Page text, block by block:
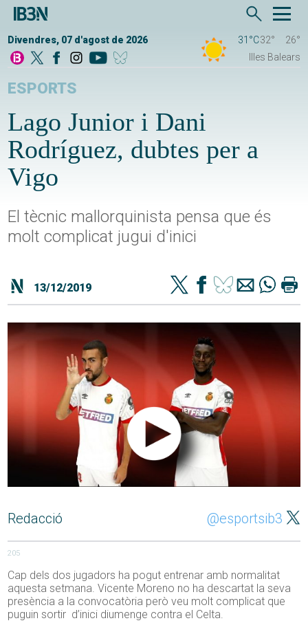
Divendres, 07 d'agost de 2026 31°C32°
26°
Illes Balears
ESPORTS
Lago Junior i Dani
Rodríguez, dubtes per a
Vigo
El tècnic mallorquinista pensa que és
molt complicat jugui d'inici
13/12/2019
Redacció @esportsib3
205
Cap dels dos jugadors ha pogut entrenar amb normalitat
aquesta setmana. Vicente Moreno no ha descartat la seva
presència a la convocatòria però veu molt complicat que
puguin sortir d’inici diumenge contra el Celta.